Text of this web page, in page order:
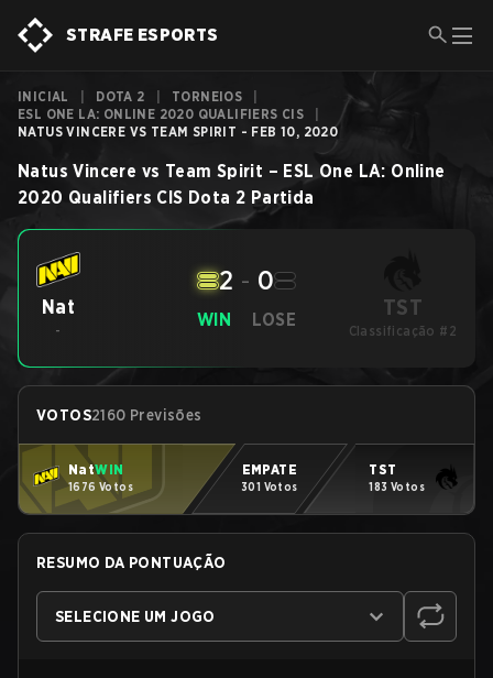
STRAFE ESPORTS
INICIAL DOTA 2 TORNEIOS
ESL ONE LA: ONLINE 2020 QUALIFIERS CIS
NATUS VINCERE VS TEAM SPIRIT - FEB 10, 2020
Natus Vincere vs Team Spirit – ESL One LA: Online
2020 Qualifiers CIS Dota 2 Partida
Nat
-
WIN
2 - 0
LOSE TST
Classificação #2
VOTOS2160 Previsões
NatWIN
1676 Votos
EMPATE
301 Votos
TST
183 Votos
RESUMO DA PONTUAÇÃO
SELECIONE UM JOGO